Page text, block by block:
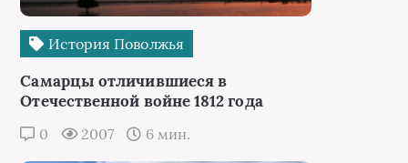
История Поволжья
Самарцы отличившиеся в
Отечественной войне 1812 года
0 2007 6 мин.